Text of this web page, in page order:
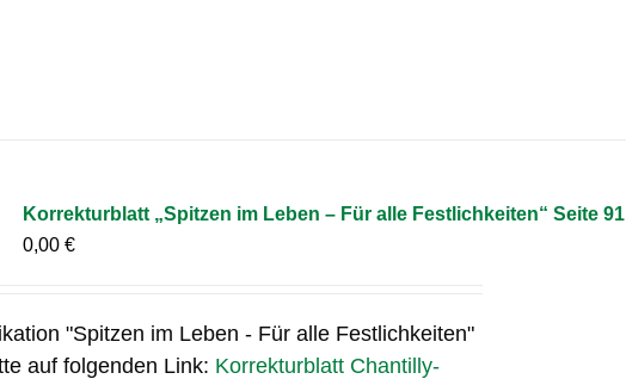
Korrekturblatt „Spitzen im Leben – Für alle Festlichkeiten“ Seite 91
0,00€
"Spitzen im Leben - Für alle Festlichkeiten"
auf folgenden Link: Korrekturblatt Chantilly-